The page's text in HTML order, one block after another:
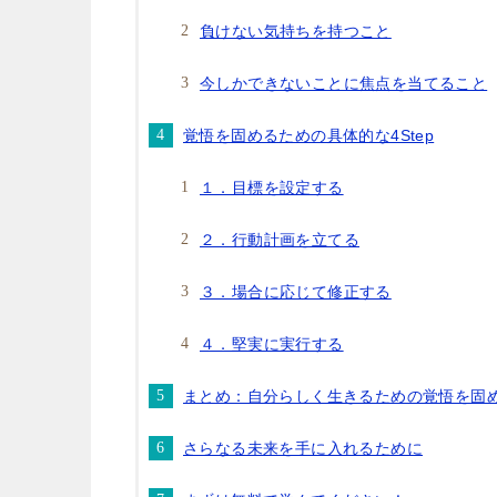
負けない気持ちを持つこと
今しかできないことに焦点を当てること
覚悟を固めるための具体的な4Step
１．目標を設定する
２．行動計画を立てる
３．場合に応じて修正する
４．堅実に実行する
まとめ：自分らしく生きるための覚悟を固
さらなる未来を手に入れるために